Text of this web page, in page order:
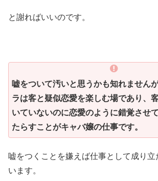
と謝ればいいのです。
嘘をついて汚いと思うかも知れません
ラは客と疑似恋愛を楽しむ場であり、
いていないのに恋愛のように錯覚させ
たらすことがキャバ嬢の仕事です。
嘘をつくことを嫌えば仕事として成り立
います。